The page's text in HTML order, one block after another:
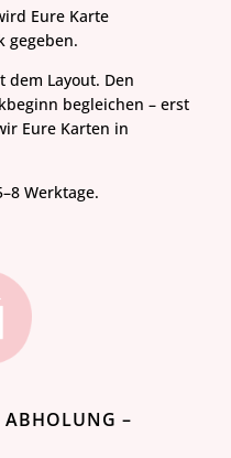
Eure Karte
gegeben.
dem Layout. Den
begleichen – erst
Eure Karten in
Werktage.
ABHOLUNG –